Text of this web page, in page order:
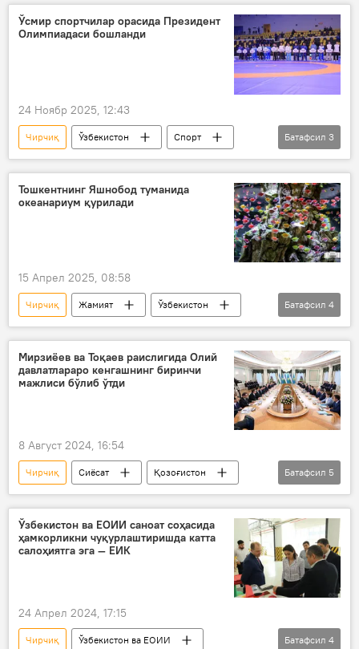
экспорт
Россия
Жанубий Корея
Туркия
Ўсмир спортчилар орасида Президент
Олимпиадаси бошланди
24 Ноябр 2025, 12:43
Чирчиқ Ўзбекистон
Спорт
мусобақа
чемпионат
Батафсил 3
Тошкентнинг Яшнобод туманида
океанариум қурилади
15 Апрел 2025, 08:58
Чирчиқ Жамият
Ўзбекистон
Тошкент
океанариум
Туризм
Шавкат Мирзиёев
Батафсил 4
Мирзиёев ва Тоқаев раислигида Олий
давлатлараро кенгашнинг биринчи
мажлиси бўлиб ўтди
8 Август 2024, 16:54
Чирчиқ Сиёсат
Қозоғистон
Ўзбекистон
Шавкат Мирзиёев
Қасим-Жомарт Тоқаев
Остона
Батафсил 5
Ўзбекистон ва ЕОИИ саноат соҳасида
ҳамкорликни чуқурлаштиришда катта
салоҳиятга эга — ЕИК
24 Апрел 2024, 17:15
Чирчиқ
Ўзбекистон ва ЕОИИ
Батафсил 4